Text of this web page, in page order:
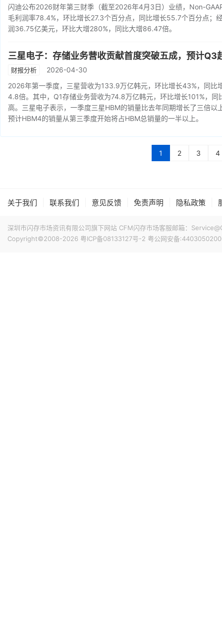
闪迪公布2026财年第三财季（截至2026年4月3日）业绩，Non-
毛利润率78.4%，环比增长27.3个百分点，同比增长55.7个百分点
润36.75亿美元，环比大增280%，同比大增86.47倍。
三星电子：存储业务营收贡献首度突破五成，预计
财报分析
2026-04-30
2026年第一季度，三星营收为133.9万亿韩元，环比增长43%，同
4.8倍。其中，Q1存储业务营收为74.8万亿韩元，环比增长101%，
高。三星电子表示，一季度三星HBM的销量比去年同期增长了三倍
预计HBM4的销量从第三季度开始将占HBM总销量的一半以上。
1 2 3 4
关于我们 联系我们 意见反馈 免责声明 隐私政策
深圳市闪存市场资讯有限公司旗下网站 CFM闪存市场客服邮箱：
Copyright©2008-2026 粤ICP备08133127号-2 粤公网安备